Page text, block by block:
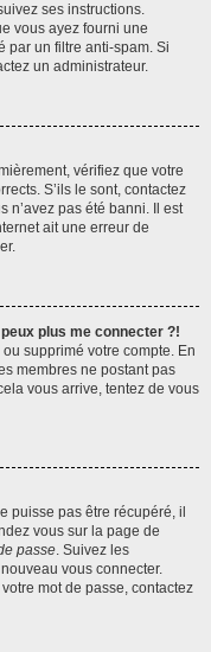
ses instructions.
vous ayez fourni une
par un filtre anti-spam. Si
un administrateur.
vérifiez que votre
S’ils le sont, contactez
n’avez pas été banni. Il est
ait une erreur de
plus me connecter ?!
ou supprimé votre compte. En
membres ne postant pas
vous arrive, tentez de vous
puisse pas être récupéré, il
vous sur la page de
passe. Suivez les
vous connecter.
mot de passe, contactez